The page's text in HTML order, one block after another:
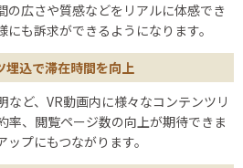
の広さや質感などをリアルに体感でき
も訴求ができるようになります。
埋込で滞在時間を向上
など、VR動画内に様々なコンテンツリ
率、閲覧ページ数の向上が期待できま
プにもつながります。